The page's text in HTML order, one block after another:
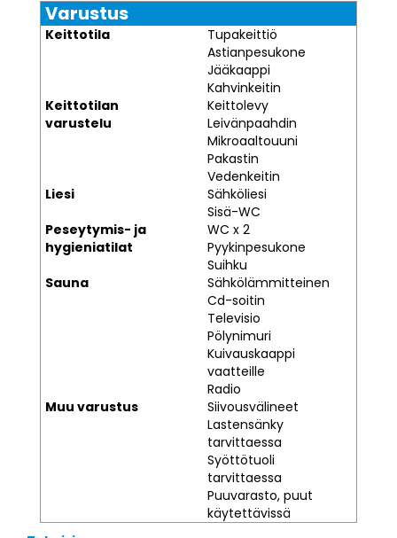
Varustus
Keittotila Tupakeittiö
Keittotilan
varustelu
Astianpesukone
Jääkaappi
Kahvinkeitin
Keittolevy
Leivänpaahdin
Mikroaaltouuni
Pakastin
Vedenkeitin
Liesi
Sähköliesi
Peseytymis- ja
hygieniatilat
Sisä-WC
WC x 2
Pyykinpesukone
Suihku
Sauna
Sähkölämmitteinen
Muu varustus
Cd-soitin
Televisio
Pölynimuri
Kuivauskaappi
vaatteille
Radio
Siivousvälineet
Lastensänky
tarvittaessa
Syöttötuoli
tarvittaessa
Puuvarasto, puut
käytettävissä